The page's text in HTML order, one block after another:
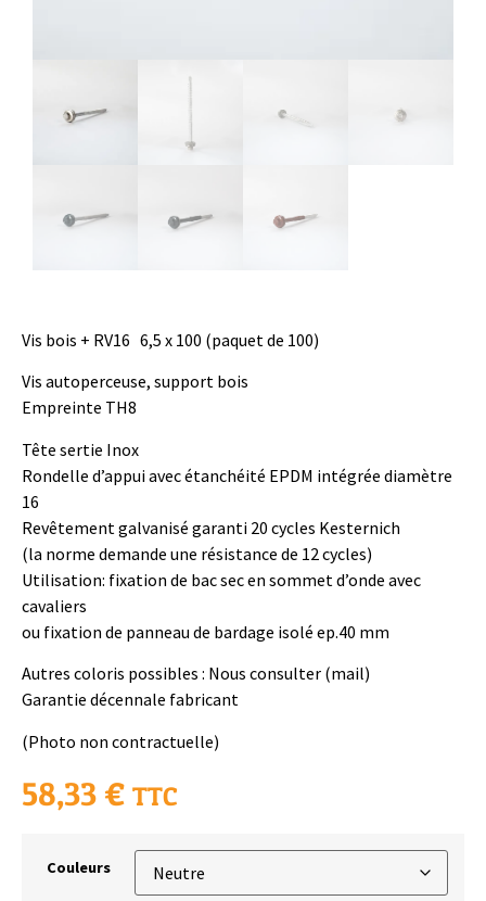
Vis bois + RV16 6,5 x 100 (paquet de 100)
Vis autoperceuse, support bois
Empreinte TH8
Tête sertie Inox
Rondelle d’appui avec étanchéité EPDM intégrée diamètre
16
Revêtement galvanisé garanti 20 cycles Kesternich
(la norme demande une résistance de 12 cycles)
Utilisation: fixation de bac sec en sommet d’onde avec
cavaliers
ou fixation de panneau de bardage isolé ep.40 mm
Autres coloris possibles : Nous consulter (mail)
Garantie décennale fabricant
(Photo non contractuelle)
58,33€ TTC
Couleurs